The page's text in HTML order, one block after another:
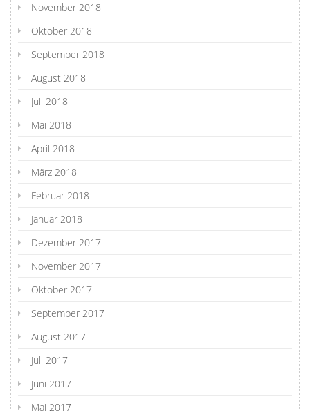
November 2018
Oktober 2018
September 2018
August 2018
Juli 2018
Mai 2018
April 2018
März 2018
Februar 2018
Januar 2018
Dezember 2017
November 2017
Oktober 2017
September 2017
August 2017
Juli 2017
Juni 2017
Mai 2017